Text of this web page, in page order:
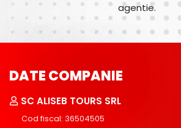
agentie.
DATE COMPANIE
SC ALISEB TOURS SRL
Cod fiscal: 36504505